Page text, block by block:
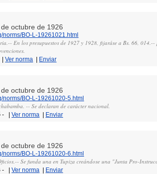
octubre de 1926
norms/BO-L-19261021.html
En los presupuestos de 1927 y 1928, fijaráse a Bs. 66,
|Ver norma | Enviar
octubre de 1926
norms/BO-L-19261020-5.html
-- Se declaran de carácter nacional.
- |Ver norma | Enviar
octubre de 1926
norms/BO-L-19261020-6.html
Se funda una en Tupiza creándose una "Junta Pro-
- |Ver norma | Enviar